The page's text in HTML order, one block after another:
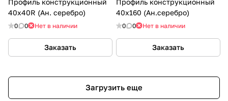
Профиль конструкционный
40х40R (Ан. серебро)
0 0 Нет в наличии
Заказать
Профиль конструкционный
40х160 (Ан.серебро)
0 0 Нет в наличии
Заказать
Загрузить еще